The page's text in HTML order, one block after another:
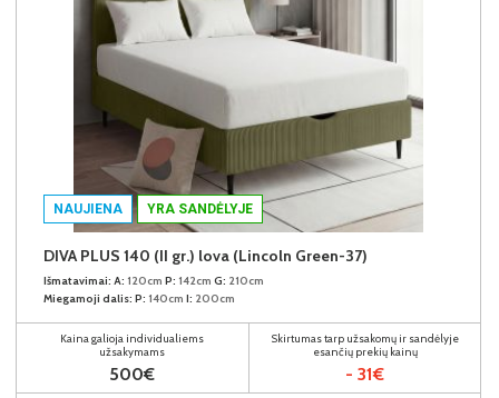
NAUJIENA YRA SANDĖLYJE
DIVA PLUS 140 (II gr.) lova (Lincoln Green-37)
Išmatavimai: A: 120cm P: 142cm G: 210cm
Miegamoji dalis: P: 140cm I: 200cm
Kaina galioja individualiems
užsakymams
500€
Skirtumas tarp užsakomų ir sandėlyje
esančių prekių kainų
- 31€